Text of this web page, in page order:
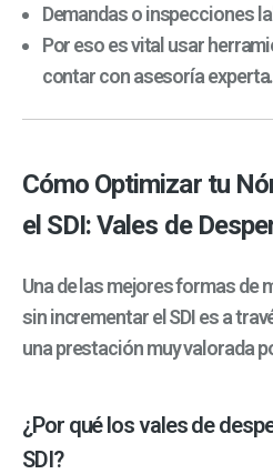
Demandas o inspecciones
Por eso es vital usar
contar con asesoría experta.
Cómo Optimizar tu
el SDI: Vales de
Una de las mejores formas de
sin incrementar el SDI es a
una prestación muy valorada
¿Por qué los vales de
SDI?